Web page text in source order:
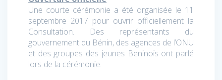
Une courte cérémonie a été organisée le 11
septembre 2017 pour ouvrir officiellement la
Consultation. Des représentants du
gouvernement du Bénin, des agences de l’ONU
et des groupes des jeunes Beninois ont parlé
lors de la cérémonie.